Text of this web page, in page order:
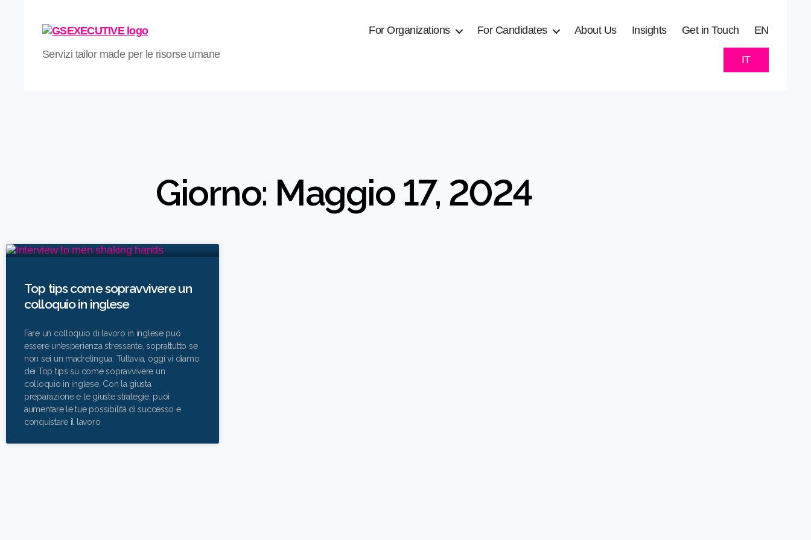
Servizi tailor made per le risorse umane
For Organizations For Candidates About Us Insights Get in Touch EN
IT
Giorno: Maggio 17, 2024
Top tips come sopravvivere un
colloquio in inglese
Fare un colloquio di lavoro in inglese può
essere un’esperienza stressante, soprattutto se
non sei un madrelingua. Tuttavia, oggi vi diamo
dei Top tips su come sopravvivere un
colloquio in inglese. Con la giusta
preparazione e le giuste strategie, puoi
aumentare le tue possibilità di successo e
conquistare il lavoro